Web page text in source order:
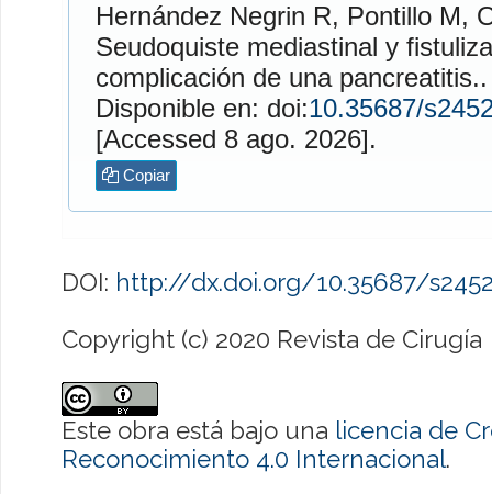
Hernández Negrin R, PontilloM,
Seudoquiste mediastinal y
complicación de una
Disponible en: doi:10.35687/
[Accessed 8 ago. 2026].
Copiar
DOI: http://dx.doi.org/10.35687/
Copyright (c) 2020 Revista de Cirugía
Este obra está bajo una licencia de
Reconocimiento 4.0 Internacional.